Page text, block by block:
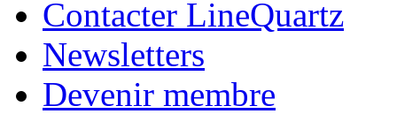
Contacter LineQuartz
Newsletters
Devenir membre